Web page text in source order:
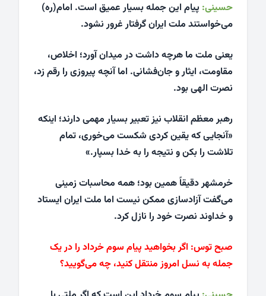
حسینی: پیام این جمله بسیار عمیق است. امام(ره)
می‌خواستند ملت ایران گرفتار غرور نشود.
یعنی ملت ما هرچه داشت در میدان آورد؛ اخلاص،
مقاومت، ایثار و جان‌فشانی. اما آنچه پیروزی را رقم زد،
نصرت الهی بود.
رهبر معظم انقلاب نیز تعبیر بسیار مهمی دارند؛ اینکه
«آنجایی که یقین کردی شکست می‌خوری، تمام
تلاشت را بکن و نتیجه را به خدا بسپار.»
خرمشهر دقیقاً همین بود؛ همه محاسبات زمینی
می‌گفت آزادسازی ممکن نیست اما ملت ایران ایستاد
و خداوند نصرت خود را نازل کرد.
صبح توس: اگر بخواهید پیام سوم خرداد را در یک
جمله به نسل امروز منتقل کنید، چه می‌گویید؟